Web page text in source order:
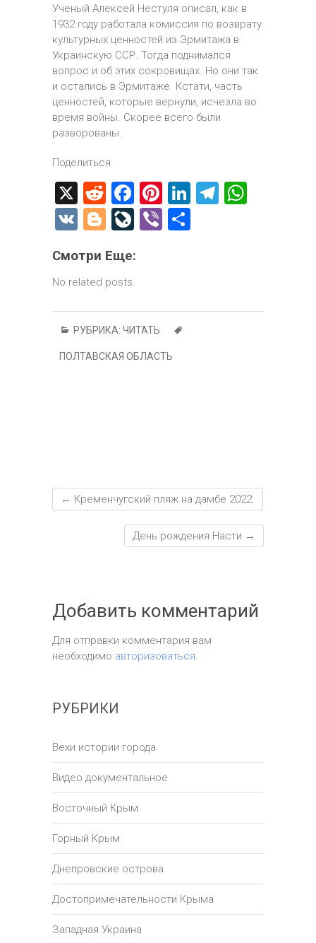
Ученый Алексей Нестуля описал, как в
1932 году работала комиссия по возврату
культурных ценностей из Эрмитажа в
Украинскую ССР. Тогда поднимался
вопрос и об этих сокровищах. Но они так
и остались в Эрмитаже. Кстати, часть
ценностей, которые вернули, исчезла во
время войны. Скорее всего были
разворованы.
Поделиться
X
R
e
d
di
t
F
a
ce
b
ok
Pi
nt
er
Li
T
m p
V
Bl
g
g
er
Li
J
ur
n
al
Vi
а
Смотри Еще:
No related posts.
РУБРИКА: ЧИТАТЬ
ПОЛТАВСКАЯ ОБЛАСТЬ
← Кременчугский пляж на дамбе 2022.
День рождения Насти →
Добавить комментарий
Для отправки комментария вам
необходимо авторизоваться.
РУБРИКИ
Вехи истории города
Видео документальное
Восточный Крым
Горный Крым
Днепровские острова
Достопримечательности Крыма
Западная Украина